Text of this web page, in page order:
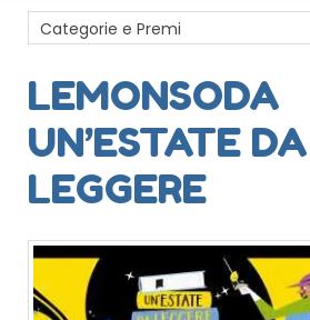
LEMONSODA
UN’ESTATE DA
LEGGERE